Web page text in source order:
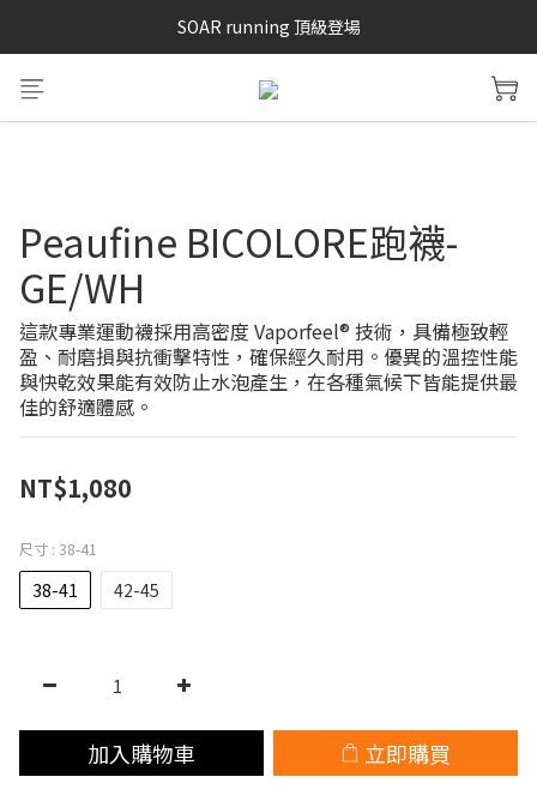
SAYSKY 26'春夏兩件85折
SOAR running 頂級登場
加入LINE好友 再領100購物金 點我加入
Peaufine BICOLORE跑襪-
GE/WH
這款專業運動襪採用高密度 Vaporfeel® 技術，具備極致輕
盈、耐磨損與抗衝擊特性，確保經久耐用。優異的溫控性能
與快乾效果能有效防止水泡產生，在各種氣候下皆能提供最
佳的舒適體感。
NT$1,080
尺寸 : 38-41
38-41 42-45
加入購物車 立即購買